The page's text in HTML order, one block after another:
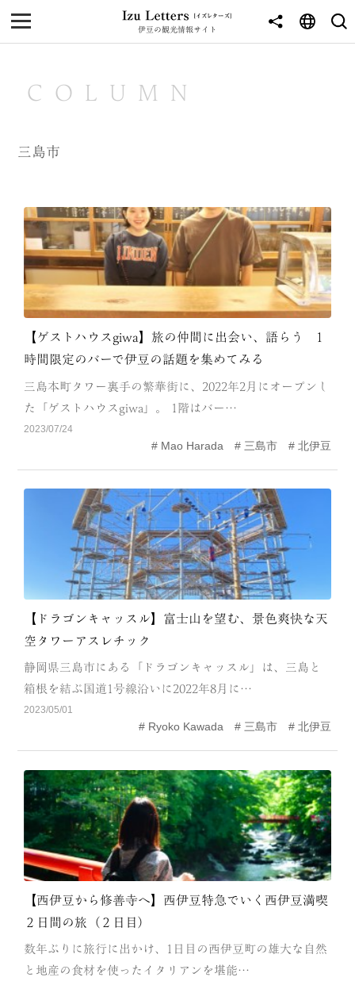
伊豆の観光情報サイト
MENU
NEWS
JOURNEY
西伊豆
南伊豆
北伊豆
中伊豆
CATEGORY
海 岬
池・滝・川 山・公園・棚田
観光施設
動物と触れ合える場所 カフェ・スイーツ
食
洞窟・島
ABOUT
EVENT
ACCESS
COLUMN
LINK
COLUMN
三島市
【ゲストハウスgiwa】旅の仲間に出会い、語らう 1
時間限定のバーで伊豆の話題を集めてみる
三島本町タワー裏手の繁華街に、2022年2月にオープンし
た「ゲストハウスgiwa」。 1階はバー…
2023/07/24
Mao Harada 三島市 北伊豆
【ドラゴンキャッスル】富士山を望む、景色爽快な天
空タワーアスレチック
静岡県三島市にある「ドラゴンキャッスル」は、三島と
箱根を結ぶ国道1号線沿いに2022年8月に…
2023/05/01
Ryoko Kawada 三島市 北伊豆
【西伊豆から修善寺へ】西伊豆特急でいく西伊豆満喫
２日間の旅（２日目）
数年ぶりに旅行に出かけ、1日目の西伊豆町の雄大な自然
と地産の食材を使ったイタリアンを堪能…